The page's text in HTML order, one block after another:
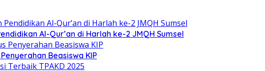
Al-Qur’an di Harlah ke-2 JMQH Sumsel
Beasiswa KIP